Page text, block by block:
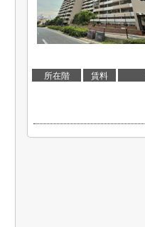
所在階 賃料